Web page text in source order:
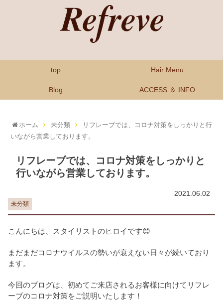
top Hair Menu
Blog ACCESS ＆ INFO
ホーム 未分類
リフレーブでは、コロナ対策をしっかりと行
いながら営業しております。
リフレーブでは、コロナ対策をしっかりと
行いながら営業しております。
2021.06.02
未分類
こんにちは、スタイリストのヒロイです😊
まだまだコロナウイルスの勢いが衰えない日々が続いており
ます。
今回のブログは、初めてご来店されるお客様に向けてリフレ
ーブのコロナ対策をご説明いたします！